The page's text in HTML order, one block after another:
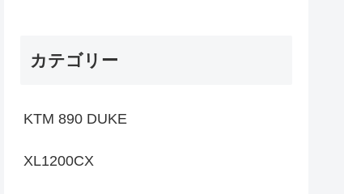
カテゴリー
KTM 890 DUKE
XL1200CX